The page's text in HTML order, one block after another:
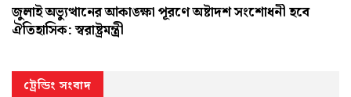
জুলাই অভ্যুত্থানের আকাঙ্ক্ষা পূরণে অষ্টাদশ সংশোধনী হবে
ঐতিহাসিক: স্বরাষ্ট্রমন্ত্রী
ট্রেন্ডিং সংবাদ